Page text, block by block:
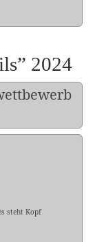
2024
steht Kopf